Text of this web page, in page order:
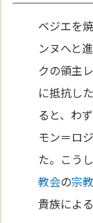
ベジエを
ンヌへと
クの領主
に抵抗し
ると、わ
モン＝ロ
た。こう
教会の宗教
貴族によ